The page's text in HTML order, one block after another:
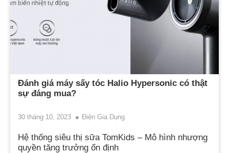
Đánh giá máy sấy tóc Halio Hypersonic có thật
sự đáng mua?
30 tháng 10, 2023 Điện Gia Dụng
Hệ thống siêu thị sữa TomKids – Mô hình nhượng
quyền tăng trưởng ổn định